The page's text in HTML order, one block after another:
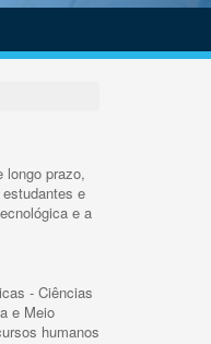
longo prazo,
e
e a
- Ciências
e Meio
humanos